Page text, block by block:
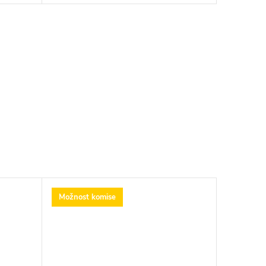
Možnost komise